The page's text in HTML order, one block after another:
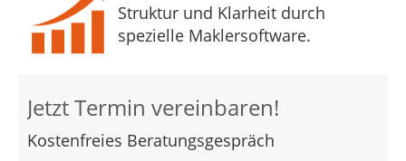
Struktur und Klarheit durch
spezielle Maklersoftware.
Jetzt Termin vereinbaren!
Kostenfreies Beratungsgespräch